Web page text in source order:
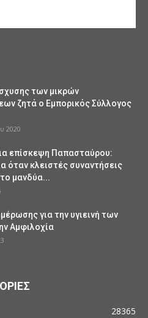
των μικρών
ζητά ο Εμπορικός Σύλλογος
2020
επίσκεψη Παπασταύρου:
όταν κλειστές συναντήσεις
μανδύα...
για την υγιεινή των
Αμφιλοχία
28365